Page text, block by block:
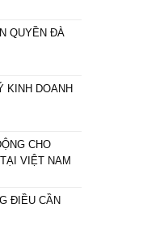
QUYỀN ĐÀ
KINH DOANH
CHO
VIỆT NAM
ĐIỀU CẦN